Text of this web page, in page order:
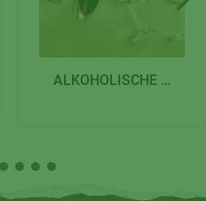
ALKOHOLISCHE GETRÄNKE